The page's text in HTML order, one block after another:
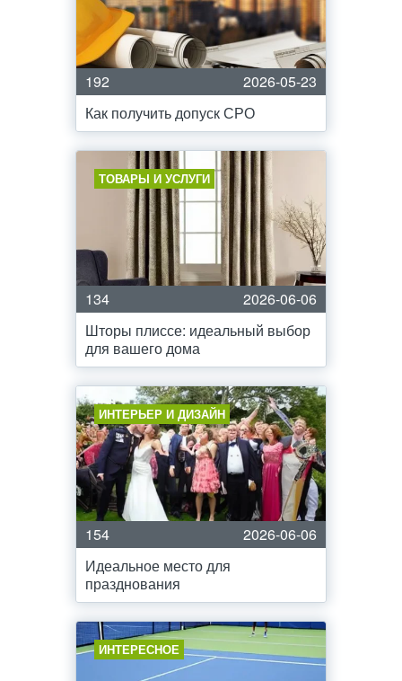
192
2026-05-23
Как получить допуск СРО
ТОВАРЫ И УСЛУГИ
134
2026-06-06
Шторы плиссе: идеальный выбор
для вашего дома
ИНТЕРЬЕР И ДИЗАЙН
154
2026-06-06
Идеальное место для
празднования
ИНТЕРЕСНОЕ